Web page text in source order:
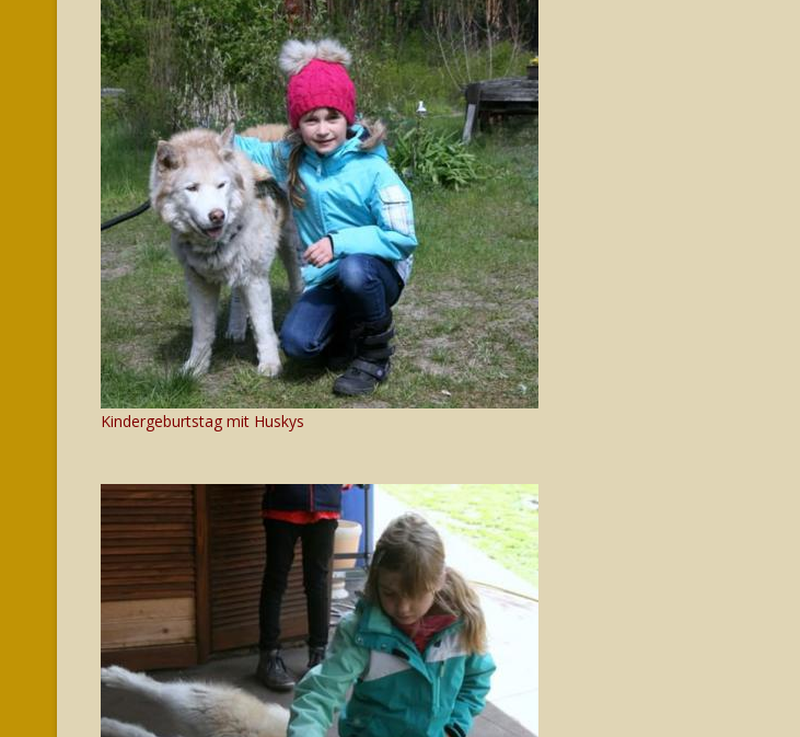
Kindergeburtstag mit Huskys